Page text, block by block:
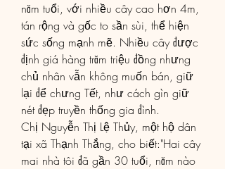
năm tuổi, với nhiều cây cao hơn 4m,
tán rộng và gốc to sần sùi, thể hiện
sức sống mạnh mẽ. Nhiều cây được
định giá hàng trăm triệu đồng nhưng
chủ nhân vẫn không muốn bán, giữ
lại để chưng Tết, như cách gìn giữ
nét đẹp truyền thống gia đình.
Chị Nguyễn Thị Lệ Thủy, một hộ dân
tại xã Thạnh Thắng, cho biết:"Hai cây
mai nhà tôi đã gần 30 tuổi, năm nào